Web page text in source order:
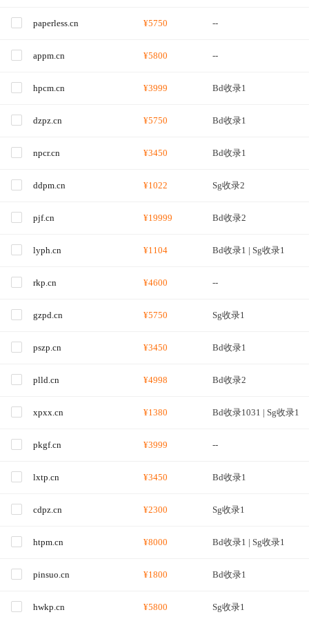
paperless.cn ¥5750 --
appm.cn ¥5800 --
hpcm.cn ¥3999 Bd收录1
dzpz.cn ¥5750 Bd收录1
npcr.cn ¥3450 Bd收录1
ddpm.cn ¥1022 Sg收录2
pjf.cn ¥19999 Bd收录2
lyph.cn ¥1104 Bd收录1 | Sg收录1
rkp.cn ¥4600 --
gzpd.cn ¥5750 Sg收录1
pszp.cn ¥3450 Bd收录1
plld.cn ¥4998 Bd收录2
xpxx.cn ¥1380 Bd收录1031 | Sg收录1
pkgf.cn ¥3999 --
lxtp.cn ¥3450 Bd收录1
cdpz.cn ¥2300 Sg收录1
htpm.cn ¥8000 Bd收录1 | Sg收录1
pinsuo.cn ¥1800 Bd收录1
hwkp.cn ¥5800 Sg收录1